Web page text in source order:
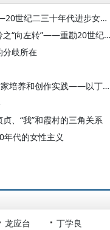
王冬嫘 孟庆延：行动限度与情感结构——20世纪二三十年代进步女作家政治实践的历史社会学分析
程格格：《韦护》的创作—修改史与丁玲之“向左转”——重勘20世纪丁玲思想与文学的一个维度
歧所在
陈彩霞：普及与提高：“工农兵文学”的作家培养和创作实践——以丁玲主持的中央文学研究所（1950-1953）为中心
、“我”和霞村的三角关系
代的女性主义
龙应台
丁学良